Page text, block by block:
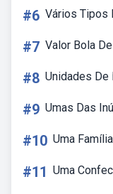
#6 Vários Tipos
#7 Valor Bola
#8 Unidades
#9 Umas Das
#10 Uma
#11 Uma